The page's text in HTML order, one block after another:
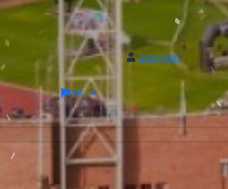
Inloggen
NL